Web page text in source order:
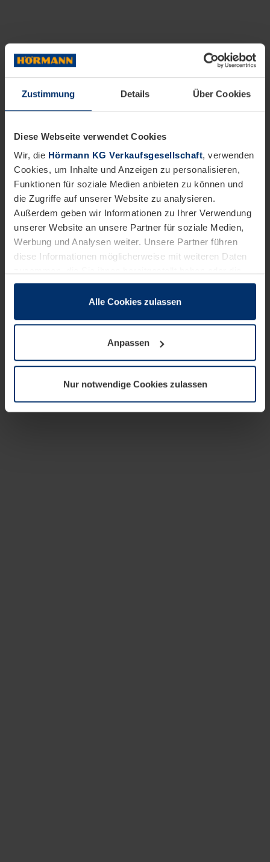
Zustimmung Details Über Cookies
Diese Webseite verwendet Cookies
Wir, die Hörmann KG Verkaufsgesellschaft, verwenden
Cookies, um Inhalte und Anzeigen zu personalisieren,
Funktionen für soziale Medien anbieten zu können und
die Zugriffe auf unserer Website zu analysieren.
Außerdem geben wir Informationen zu Ihrer Verwendung
unserer Website an unsere Partner für soziale Medien,
Werbung und Analysen weiter. Unsere Partner führen
diese Informationen möglicherweise mit weiteren Daten
sie im Rahmen Ihrer Nutzung der Dienste gesammelt
wenn diese für den Betrieb dieser Seite unbedingt
notwendig sind. Für alle anderen Cookie-Typen benötigen
wir Ihre Erlaubnis. Ihre Einwilligung können Sie jederzeit
Datenschutzerklärungunserer Website ändern oder
widerrufen.
Alle Cookies zulassen
Anpassen
Nur notwendige Cookies zulassen